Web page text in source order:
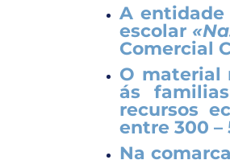
A
escolar
Comercial
O material
ás
recursos
entre 300
Na